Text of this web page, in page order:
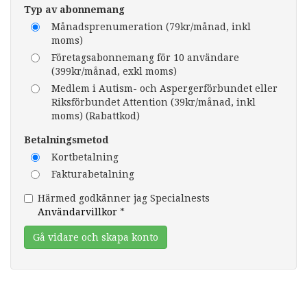
Typ av abonnemang
Månadsprenumeration (79kr/månad, inkl
moms)
Företagsabonnemang för 10 användare
(399kr/månad, exkl moms)
Medlem i Autism- och Aspergerförbundet eller
Riksförbundet Attention (39kr/månad, inkl
moms) (Rabattkod)
Betalningsmetod
Kortbetalning
Fakturabetalning
Härmed godkänner jag Specialnests
Användarvillkor *
Gå vidare och skapa konto